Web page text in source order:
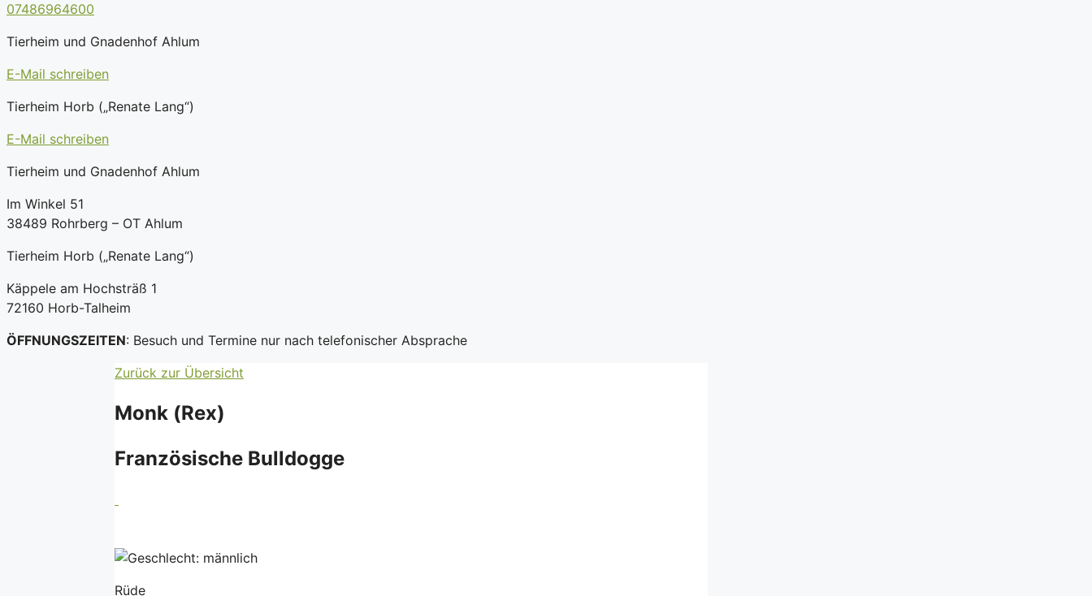
07486964600
Tierheim und Gnadenhof Ahlum
E-Mail schreiben
Tierheim Horb („Renate Lang“)
E-Mail schreiben
Tierheim und Gnadenhof Ahlum
Im Winkel 51
38489 Rohrberg – OT Ahlum
Tierheim Horb („Renate Lang“)
Käppele am Hochsträß 1
72160 Horb-Talheim
ÖFFNUNGSZEITEN: Besuch und Termine nur nach telefonischer Absprache
Zurück zur Übersicht
Monk (Rex)
Französische Bulldogge
Rüde